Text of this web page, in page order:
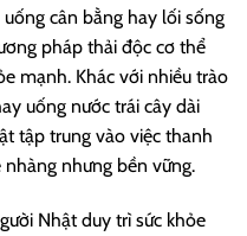
cân bằng hay lối sống
pháp thải độc cơ thể
mạnh. Khác với nhiều trào
uống nước trái cây dài
tập trung vào việc thanh
nhưng bền vững.
Nhật duy trì sức khỏe